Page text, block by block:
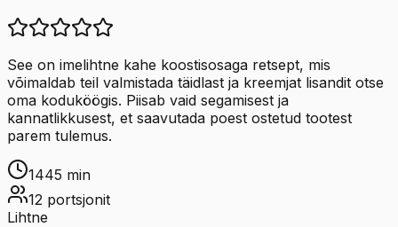
See on imelihtne kahe koostisosaga retsept, mis
võimaldab teil valmistada täidlast ja kreemjat lisandit otse
oma koduköögis. Piisab vaid segamisest ja
kannatlikkusest, et saavutada poest ostetud tootest
parem tulemus.
1445 min
12 portsjonit
Lihtne